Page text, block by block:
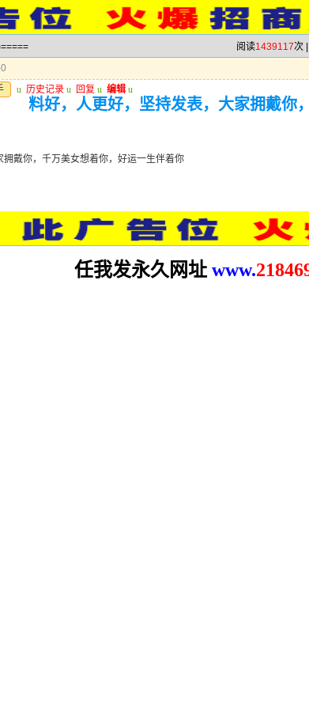
阅读1439117次 |
u 历史记录 u 回复 u 编辑 u
料好，人更好，坚持发表，大家拥戴你
戴你，千万美女想着你，好运一生伴着你
任我发永久网址 www.2